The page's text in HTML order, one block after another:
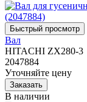
Вал
HITACHI ZX280-3
2047884
Уточняйте цену
В наличии